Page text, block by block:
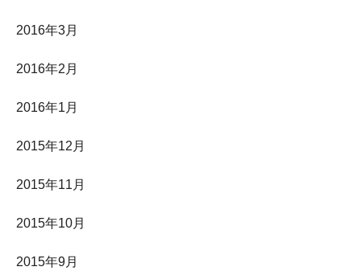
2016年3月
2016年2月
2016年1月
2015年12月
2015年11月
2015年10月
2015年9月